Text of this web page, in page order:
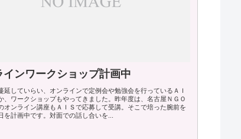
インワークショップ計画中
延していらい、オンラインで定例会や勉強会を行っているＡＩ
、ワークショップもやってきました。昨年度は、名古屋ＮＧＯ
オンライン講座もＡＩＳで応募して受講。そこで培った腕前を
を計画中です。対面での話し合いを...